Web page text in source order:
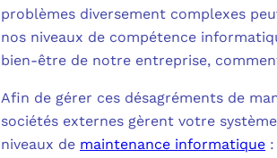
problèmes diversement complexes
nos niveaux de compétence
bien-être de notre entreprise,
Afin de gérer ces désagréments de
sociétés externes gèrent votre
niveaux de maintenance informatique :